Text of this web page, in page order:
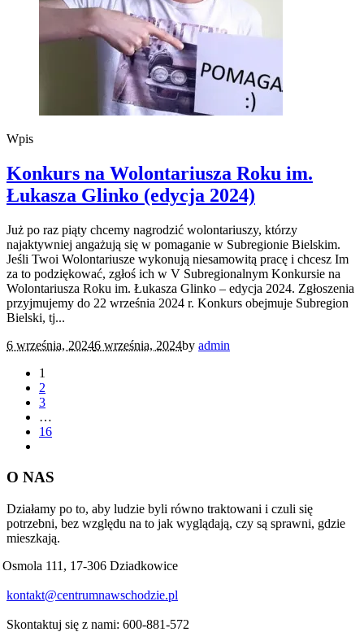
Wpis
Konkurs na Wolontariusza Roku im.
Łukasza Glinko (edycja 2024)
Już po raz piąty chcemy nagrodzić wolontariuszy, którzy
najaktywniej angażują się w pomaganie w Subregionie Bielskim.
Jeśli Twoi Wolontariusze wykonują niesamowitą pracę i chcesz Im
za to podziękować, zgłoś ich w V Subregionalnym Konkursie na
Wolontariusza Roku im. Łukasza Glinko – edycja 2024. Zgłoszenia
przyjmujemy do 22 września 2024 r. Konkurs obejmuje Subregion
Bielski, tj...
6 września, 20246 września, 2024by admin
1
2
3
…
16
O NAS
Działamy po to, aby ludzie byli równo traktowani i czuli się
potrzebni, bez względu na to jak wyglądają, czy są sprawni, gdzie
mieszkają.
Osmola 111, 17-306 Dziadkowice
kontakt@centrumnawschodzie.pl
Skontaktuj się z nami: 600-881-572